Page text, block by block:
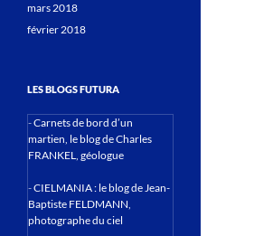
mars 2018
février 2018
LES BLOGS FUTURA
-Carnets de bord d’un
martien, le blog de Charles
FRANKEL, géologue
-CIELMANIA : le blog de Jean-
Baptiste FELDMANN,
photographe du ciel